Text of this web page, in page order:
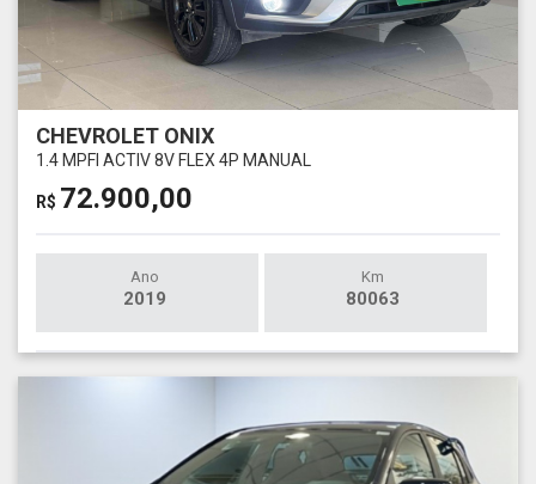
CHEVROLET ONIX
1.4 MPFI ACTIV 8V FLEX 4P MANUAL
R$ 72.900,00
Ano
2019
Km
80063